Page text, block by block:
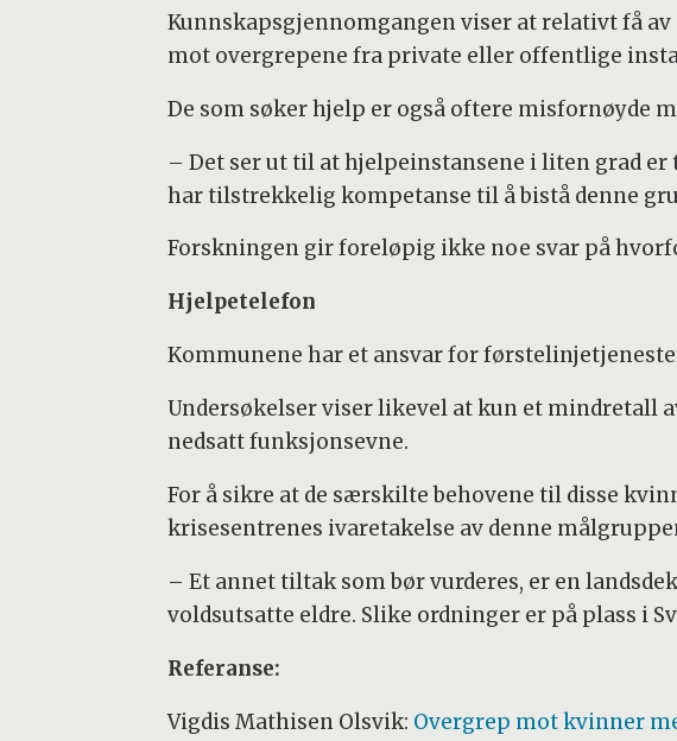
Kunnskapsgjennomgangen viser at relativt få
mot overgrepene fra private eller offentlige
De som søker hjelp er også oftere misfornøyde
– Det ser ut til at hjelpeinstansene i liten grad
har tilstrekkelig kompetanse til å bistå denne
Forskningen gir foreløpig ikke noe svar på
Hjelpetelefon
Kommunene har et ansvar for
Undersøkelser viser likevel at kun et
nedsatt funksjonsevne.
For å sikre at de særskilte behovene til disse
krisesentrenes ivaretakelse av denne
– Et annet tiltak som bør vurderes, er en
voldsutsatte eldre. Slike ordninger er på plass i
Referanse:
Vigdis Mathisen Olsvik: Overgrep mot kvinner